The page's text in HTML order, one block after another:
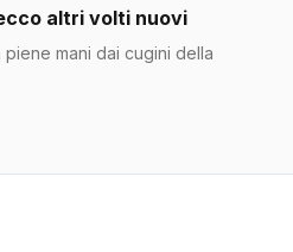
altri volti nuovi
mani dai cugini della